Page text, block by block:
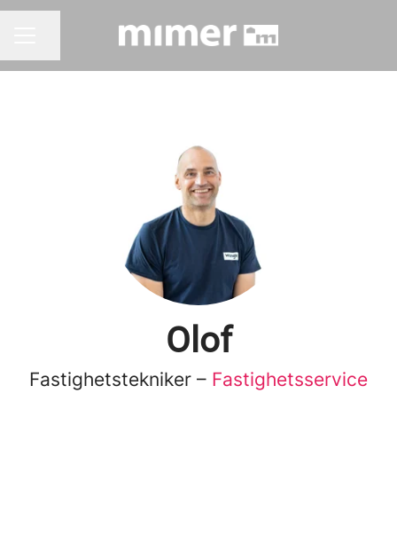
Olof
Fastighetstekniker – Fastighetsservice